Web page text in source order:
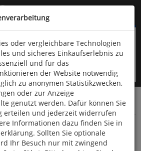
Seite überspringen
(06766) 9323-960
Gesundheit
bis ins hohe Alter
oder vergleichbare Technologien
und sicheres Einkaufserlebnis zu
und für das
der Website notwendig
zu anonymen Statistikzwecken,
oder zur Anzeige
genutzt werden. Dafür können Sie
erteilen und jederzeit widerrufen
Informationen dazu finden Sie in
Sollten Sie optionale
Ihr Besuch nur mit zwingend